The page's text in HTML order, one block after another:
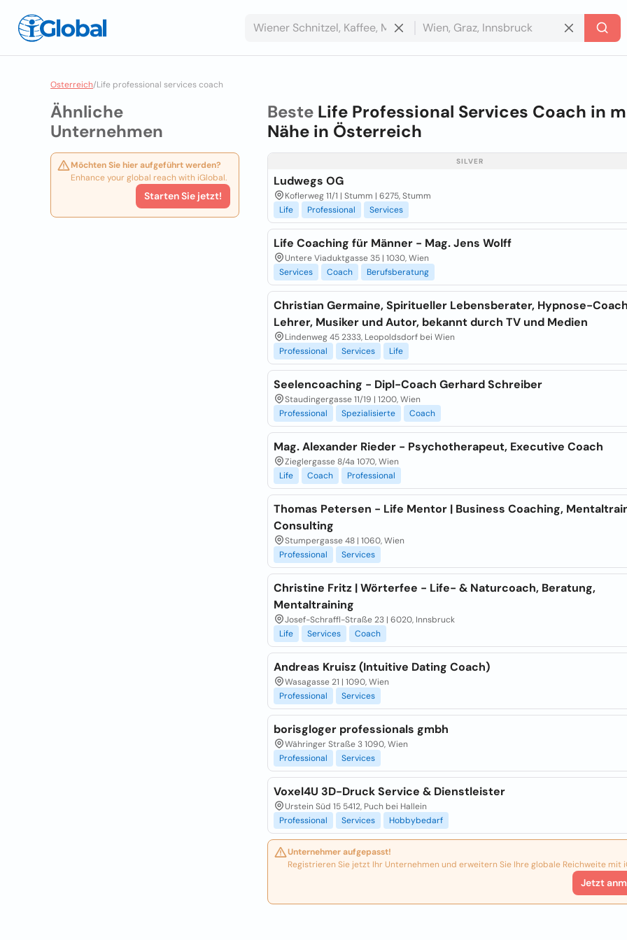
Osterreich/Life professional services coach
Ähnliche
Unternehmen
Möchten Sie hier aufgeführt werden?
Enhance your global reach with iGlobal.
Starten Sie jetzt!
Beste Life Professional Services Coach in
Nähe in Österreich
SILVER
Ludwegs OG
Koflerweg 11/1 | Stumm | 6275, Stumm
Life
Professional Services
Life Coaching für Männer - Mag. Jens Wolff
Untere Viaduktgasse 35 | 1030, Wien
Services
Coach Berufsberatung
Christian Germaine, Spiritueller Lebensberater, Hypnose-
Lehrer, Musiker und Autor, bekannt durch TV und Medien
Lindenweg 45 2333, Leopoldsdorf bei Wien
Professional
Services Life
Seelencoaching - Dipl-Coach Gerhard Schreiber
Staudingergasse 11/19 | 1200, Wien
Professional
Spezialisierte Coach
Mag. Alexander Rieder - Psychotherapeut, Executive Coach
Zieglergasse 8/4a 1070, Wien
Life
Coach Professional
Thomas Petersen - Life Mentor | Business Coaching,
Consulting
Stumpergasse 48 | 1060, Wien
Professional
Services
Christine Fritz | Wörterfee - Life- & Naturcoach, Beratung,
Mentaltraining
Josef-Schraffl-Straße 23 | 6020, Innsbruck
Life
Services Coach
Andreas Kruisz (Intuitive Dating Coach)
Wasagasse 21 | 1090, Wien
Professional
Services
borisgloger professionals gmbh
Währinger Straße 3 1090, Wien
Professional
Services
Voxel4U 3D-Druck Service & Dienstleister
Urstein Süd 15 5412, Puch bei Hallein
Professional
Services Hobbybedarf
Unternehmer aufgepasst!
Registrieren Sie jetzt Ihr Unternehmen und erweitern Sie Ihre globale Reichweite mit
Jetzt